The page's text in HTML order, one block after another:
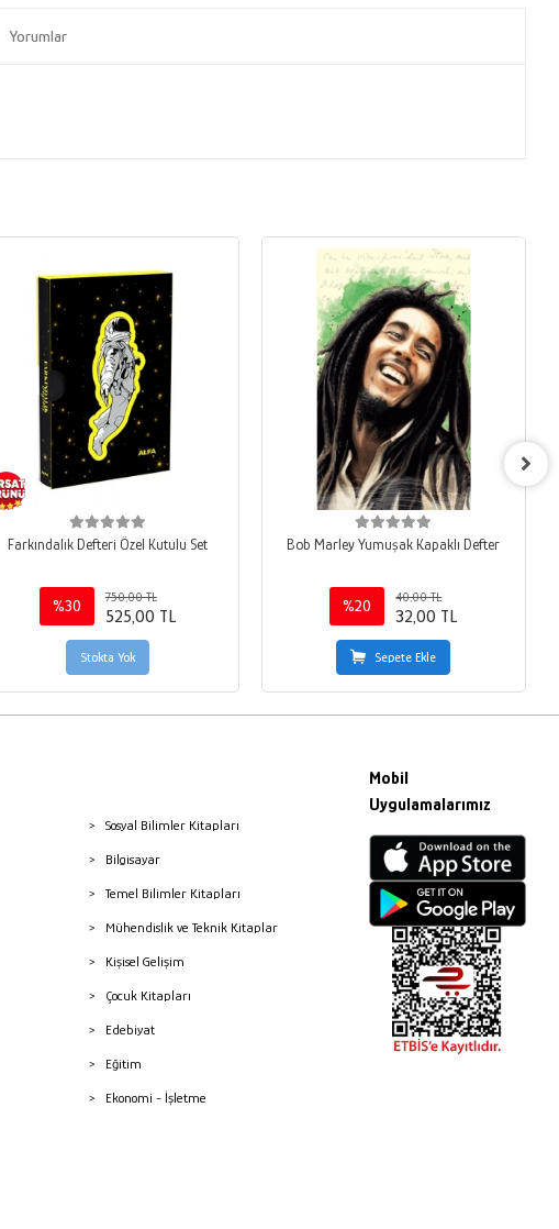
Yorumlar
Farkındalık Defteri Özel Kutulu Set
%30
750,00 TL
525,00 TL
Stokta Yok
Bob Marley Yumuşak Kapaklı Defter
%20
40,00 TL
32,00 TL
Sepete Ekle
Sosyal Bilimler Kitapları
Bilgisayar
Temel Bilimler Kitapları
Mühendislik ve Teknik Kitaplar
Kişisel Gelişim
Çocuk Kitapları
Edebiyat
Eğitim
Ekonomi - İşletme
Mobil
Uygulamalarımız